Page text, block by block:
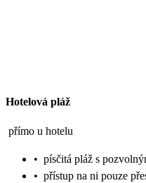
Hotelová pláž
přímo u hotelu
• písčitá pláž s
• přístup na ni pouze